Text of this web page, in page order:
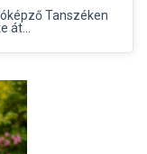
Tanszéken